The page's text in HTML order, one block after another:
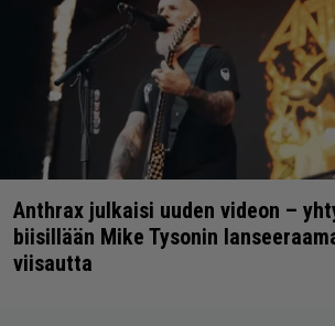
Anthrax julkaisi uuden videon –
biisillään Mike Tysonin
viisautta